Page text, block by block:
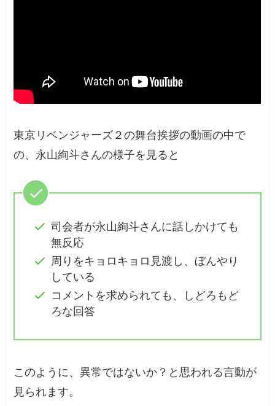
東京リベンジャーズ２の舞台挨拶の動画の中で
の、永山絢斗さんの様子を見ると
司会者が永山絢斗さんに話しかけても
無反応
周りをキョロキョロ見渡し、ぼんやり
している
コメントを求められても、しどろもど
ろな回答
このように、異常ではないか？と思われる言動が
見られます。